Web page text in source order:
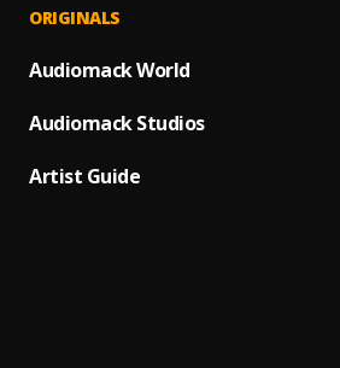
ORIGINALS
Audiomack World
Audiomack Studios
Artist Guide